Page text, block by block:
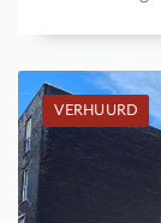
VERHUURD